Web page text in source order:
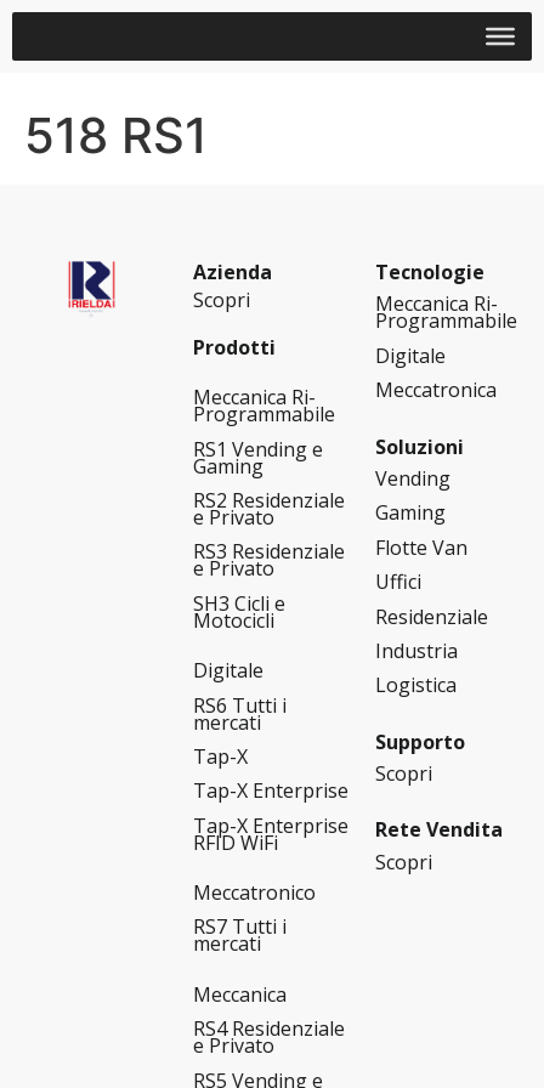
518 RS1
Azienda
Scopri
Prodotti
Meccanica Ri-
Programmabile
RS1 Vending e
Gaming
RS2 Residenziale
e Privato
RS3 Residenziale
e Privato
SH3 Cicli e
Motocicli
Digitale
RS6 Tutti i
mercati
Tap-X
Tap-X Enterprise
Tap-X Enterprise
RFID WiFi
Meccatronico
RS7 Tutti i
mercati
Meccanica
RS4 Residenziale
e Privato
RS5 Vending e
Tecnologie
Meccanica Ri-
Programmabile
Digitale
Meccatronica
Soluzioni
Vending
Gaming
Flotte Van
Uffici
Residenziale
Industria
Logistica
Supporto
Scopri
Rete Vendita
Scopri